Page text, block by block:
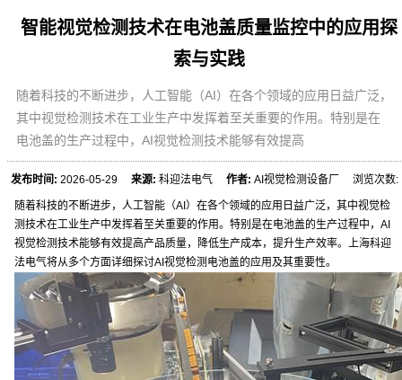
智能视觉检测技术在电池盖质量监控中的应用探
索与实践
随着科技的不断进步，人工智能（AI）在各个领域的应用日益广泛，
其中视觉检测技术在工业生产中发挥着至关重要的作用。特别是在
电池盖的生产过程中，AI视觉检测技术能够有效提高
发布时间: 2026-05-29 来源: 科迎法电气 作者: AI视觉检测设备厂 浏览次数:
随着科技的不断进步，人工智能（AI）在各个领域的应用日益广泛，其中视觉检
测技术在工业生产中发挥着至关重要的作用。特别是在电池盖的生产过程中，AI
视觉检测技术能够有效提高产品质量，降低生产成本，提升生产效率。上海科迎
法电气将从多个方面详细探讨AI视觉检测电池盖的应用及其重要性。